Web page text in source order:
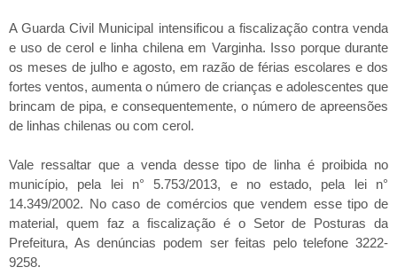
A Guarda Civil Municipal intensificou a fiscalização contra venda
e uso de cerol e linha chilena em Varginha. Isso porque durante
os meses de julho e agosto, em razão de férias escolares e dos
fortes ventos, aumenta o número de crianças e adolescentes que
brincam de pipa, e consequentemente, o número de apreensões
de linhas chilenas ou com cerol.
Vale ressaltar que a venda desse tipo de linha é proibida no
município, pela lei n° 5.753/2013, e no estado, pela lei n°
14.349/2002. No caso de comércios que vendem esse tipo de
material, quem faz a fiscalização é o Setor de Posturas da
Prefeitura, As denúncias podem ser feitas pelo telefone 3222-
9258.